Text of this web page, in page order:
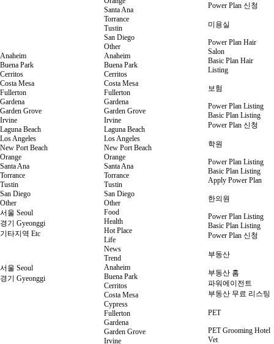
Santa Ana
Torrance
Tustin
San Diego
Other
Anaheim
Buena Park
Cerritos
Costa Mesa
Fullerton
Gardena
Garden Grove
Irvine
Laguna Beach
Los Angeles
New Port Beach
Orange
Santa Ana
Torrance
Tustin
San Diego
Other
Anaheim
Buena Park
Cerritos
Costa Mesa
Fullerton
Gardena
Garden Grove
Irvine
Laguna Beach
Los Angeles
New Port Beach
Orange
Santa Ana
Torrance
Tustin
San Diego
Other
서울 Seoul
경기 Gyeonggi
기타지역 Etc
Food
Health
Hot Place
Life
News
Trend
서울 Seoul
경기 Gyeonggi
Power Plan 신청
미용실
Power Plan Hair
Salon
Anaheim
Buena Park
Cerritos
Costa Mesa
Cypress
Fullerton
Gardena
Garden Grove
Irvine
Basic Plan Hair
Listing
보험
Power Plan Listing
Basic Plan Listing
Power Plan 신청
학원
Power Plan Listing
Basic Plan Listing
Apply Power Plan
한의원
Power Plan Listing
Basic Plan Listing
Power Plan 신청
부동산
부동산 홈
파워에이전트
부동산 무료 리스팅
PET
PET Grooming Hotel
Vet